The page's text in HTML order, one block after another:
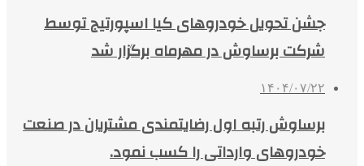
جشن تحویل خودروهای کیا اسپورتیج توسط
شرکت برساوش در مهرماه برگزار شد
۱۴۰۴/۰۷/۲۲
برساوش رتبه اول رضایتمندی مشتریان در صنعت
خودروهای وارداتی را کسب نمود.